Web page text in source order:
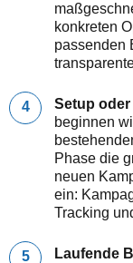
konkreten
passenden
Setup
beginnen
Phase die
neuen
ein:
Tracking
Laufende